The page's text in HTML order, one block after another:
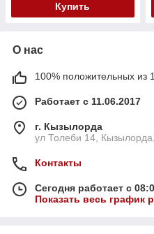
Купить
О нас
100% положительных из
Работает с 11.06.2017
г. Кызылорда
ул Толеби 14,
Контакты
Сегодня работает с
Показать весь график